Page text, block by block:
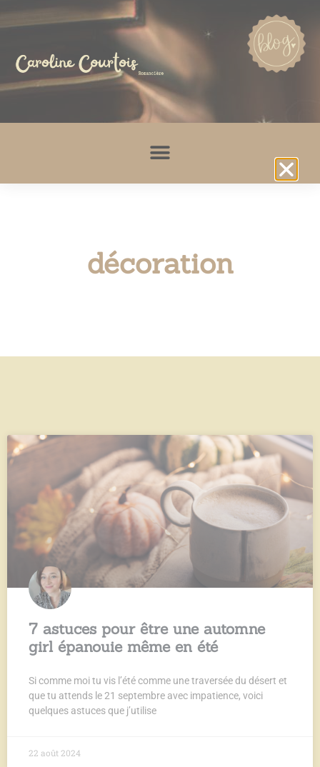
décoration
7 astuces pour être une automne
girl épanouie même en été
Si comme moi tu vis l’été comme une traversée du désert et
que tu attends le 21 septembre avec impatience, voici
quelques astuces que j’utilise
22 août 2024